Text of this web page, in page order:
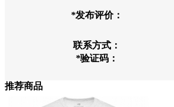
*发布评价：
联系方式：
*验证码：
推荐商品